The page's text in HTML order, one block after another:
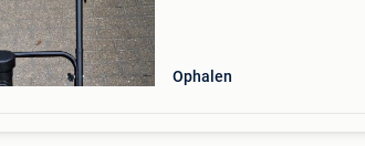
Ophalen